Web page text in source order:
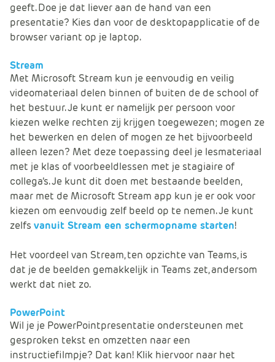
geeft. Doe je dat liever aan de hand van een
presentatie? Kies dan voor de desktopapplicatie of de
browser variant op je laptop.
Stream
Met Microsoft Stream kun je eenvoudig en veilig
videomateriaal delen binnen of buiten de de school of
het bestuur. Je kunt er namelijk per persoon voor
kiezen welke rechten zij krijgen toegewezen; mogen ze
het bewerken en delen of mogen ze het bijvoorbeeld
alleen lezen? Met deze toepassing deel je lesmateriaal
met je klas of voorbeeldlessen met je stagiaire of
collega’s. Je kunt dit doen met bestaande beelden,
maar met de Microsoft Stream app kun je er ook voor
kiezen om eenvoudig zelf beeld op te nemen. Je kunt
zelfs vanuit Stream een schermopname starten!
Het voordeel van Stream, ten opzichte van Teams, is
dat je de beelden gemakkelijk in Teams zet, andersom
werkt dat niet zo.
PowerPoint
Wil je je PowerPointpresentatie ondersteunen met
gesproken tekst en omzetten naar een
instructiefilmpje? Dat kan! Klik hiervoor naar het